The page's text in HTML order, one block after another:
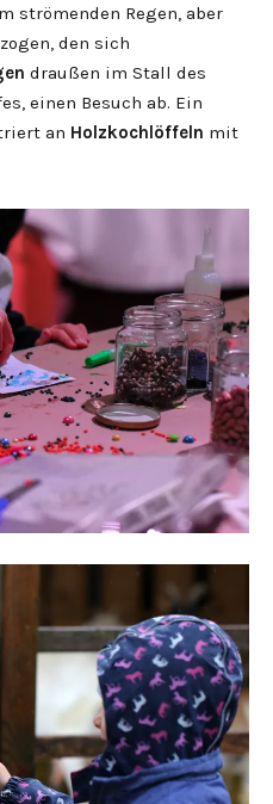
strömenden Regen, aber
den sich
draußen im Stall des
einen Besuch ab. Ein
an Holzkochlöffeln mit